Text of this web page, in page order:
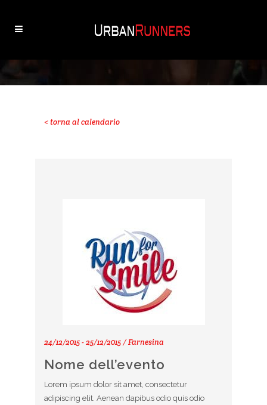
< torna al calendario
24/12/2015 - 25/12/2015 / Farnesina
Nome dell’evento
Lorem ipsum dolor sit amet, consectetur
adipiscing elit. Aenean dapibus odio quis odio